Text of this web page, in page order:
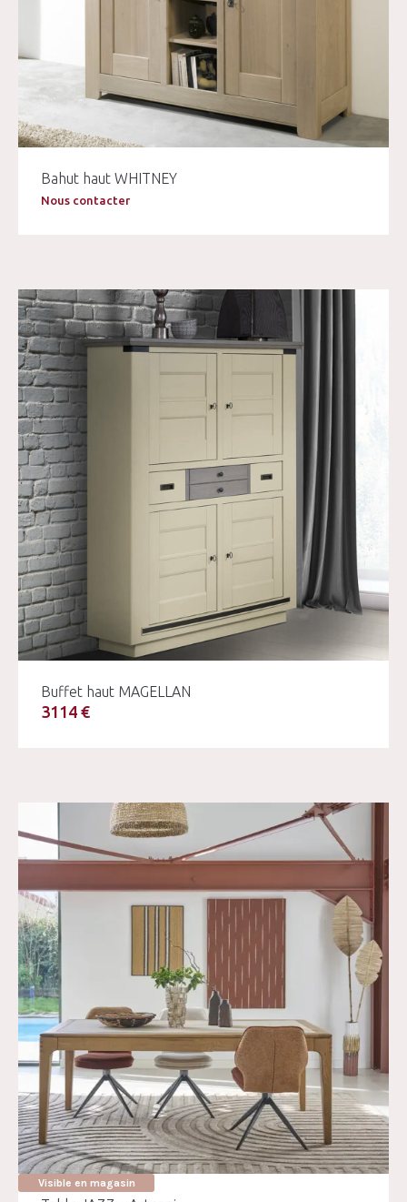
Bahut haut WHITNEY
Nous contacter
Buffet haut MAGELLAN
3114 €
Visible en magasin